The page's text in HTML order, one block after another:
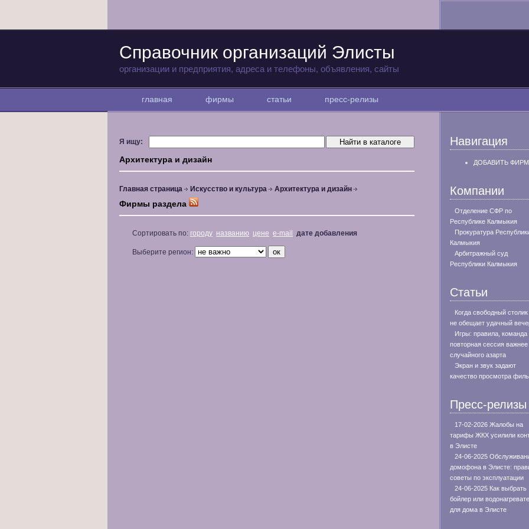
Справочник организаций Элисты
организации и предприятия, адреса и телефоны, объявления, сайты
главная фирмы статьи пресс-релизы
Я ищу:
Архитектура и дизайн
Главная страница Искусство и культура Архитектура и дизайн
Фирмы раздела
Сортировать по: городу названию цене e-mail дате добавления
Выберите регион:
Навигация
ДОБАВИТЬ
Компании
Отделение СФР по
Республике Калмыкия
Прокуратура
Калмыкия
Арбитражный суд
Республики Калмыкия
Статьи
Когда свободный
не обещает удачный
Игры: правила, команда
повторная сессия важнее
случайного азарта
Экран и звук задают
качество просмотра
Пресс-релизы
17-02-2026 Жалобы на
тарифы ЖКХ усилили
в Элисте
24-06-2025
домофона в Элисте:
советы по эксплуатации
24-06-2025 Как выбрать
бойлер или
для дома в Элисте